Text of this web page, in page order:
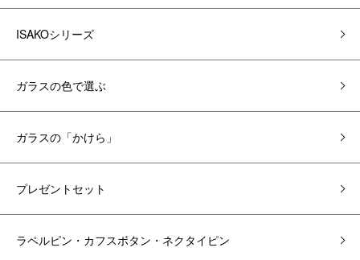
ISAKOシリーズ
ガラスの色で選ぶ
ガラスの「かけら」
プレゼントセット
ラペルピン・カフスボタン・ネクタイピン